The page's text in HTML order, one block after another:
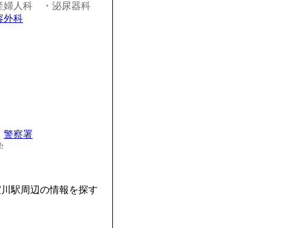
婦人科
・泌尿器科
外科
警察署
駅周辺の情報を探す